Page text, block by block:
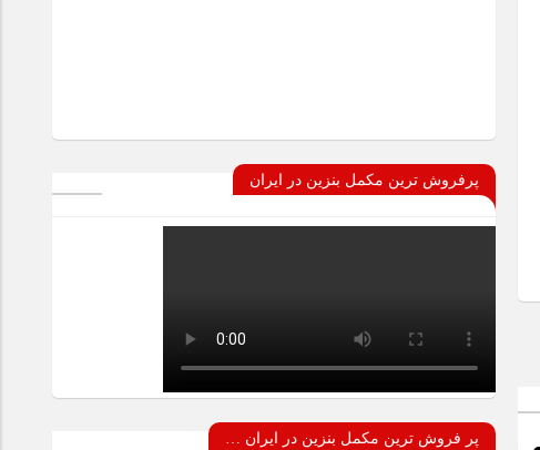
پرفروش ترین مکمل بنزین در ایران
پر فروش ترین مکمل بنزین در ایران …